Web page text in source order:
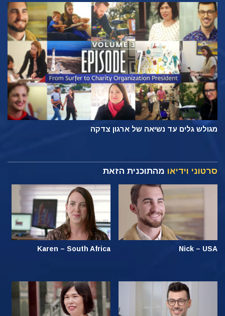
מגולש גלים עד נשיאה של ארגון צדקה
סרטוני וידיאו מהתוכנית הזאת
Nick – USA
Karen – South Africa